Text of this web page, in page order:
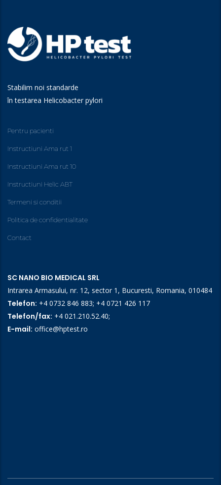
Stabilim noi standarde
în testarea Helicobacter pylori
Pentru pacienti
Instructiuni Ama rut 1
Instructiuni Ama rut 10
Instructiuni Helic ABT
Termeni si conditii
Politica de confidentialitate
Contact
SC NANO BIO MEDICAL SRL
Intrarea Armasului, nr. 12, sector 1, Bucuresti, Romania, 010484
Telefon: +4 0732 846 883; +4 0721 426 117
Telefon/fax: +4 021.210.52.40;
E-mail: office@hptest.ro